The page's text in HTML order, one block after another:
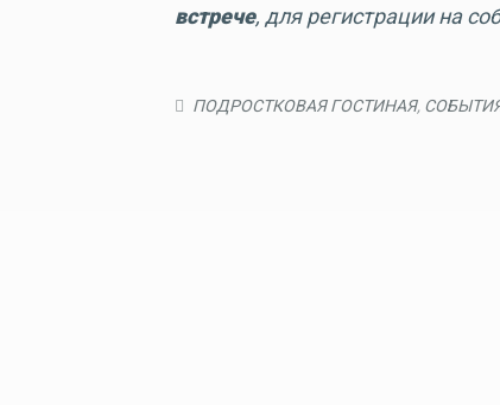
встрече, для регистрации на
ПОДРОСТКОВАЯ ГОСТИНАЯ,